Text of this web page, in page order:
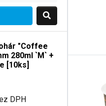
"Coffee
280ml `M` +
[10ks]
DPH